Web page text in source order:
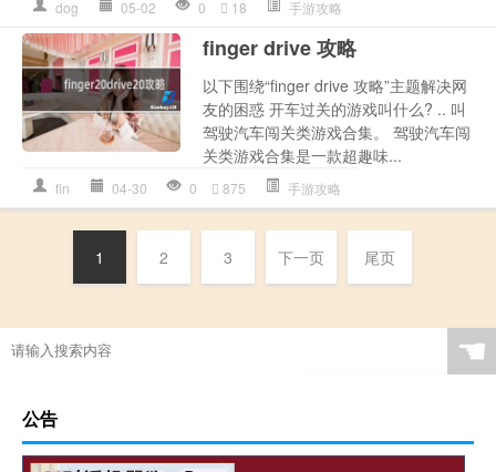
dog 05-02 0 18 手游攻略
finger drive 攻略
以下围绕“finger drive 攻略”主题解决网
友的困惑 开车过关的游戏叫什么? .. 叫
驾驶汽车闯关类游戏合集。 驾驶汽车闯
关类游戏合集是一款超趣味...
fin 04-30 0 875 手游攻略
1 2 3 下一页 尾页
☚
公告